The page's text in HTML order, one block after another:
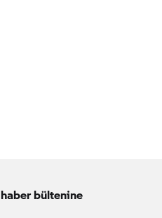
haber bültenine